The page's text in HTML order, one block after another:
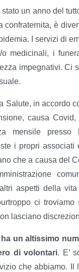
stato un anno del
confraternita, è
I servizi di
medicinali, i
impegnativi. Ci
Salute, in accordo
causa
mensile
i propri
che a causa del
aspetti della
ci
lasciano
un altissimo
di volontari. E’
che abbiamo. Il